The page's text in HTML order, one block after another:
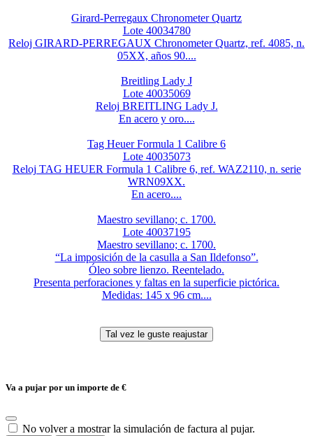
Girard-Perregaux Chronometer Quartz
Lote 40034780
Reloj GIRARD-PERREGAUX Chronometer Quartz, ref. 4085, n.
05XX, años 90....
Breitling Lady J
Lote 40035069
Reloj BREITLING Lady J.
En acero y oro....
Tag Heuer Formula 1 Calibre 6
Lote 40035073
Reloj TAG HEUER Formula 1 Calibre 6, ref. WAZ2110, n. serie
WRN09XX.
En acero....
Maestro sevillano; c. 1700.
Lote 40037195
Maestro sevillano; c. 1700.
“La imposición de la casulla a San Ildefonso”.
Óleo sobre lienzo. Reentelado.
Presenta perforaciones y faltas en la superficie pictórica.
Medidas: 145 x 96 cm....
Va a pujar por un importe de €
No volver a mostrar la simulación de factura al pujar.